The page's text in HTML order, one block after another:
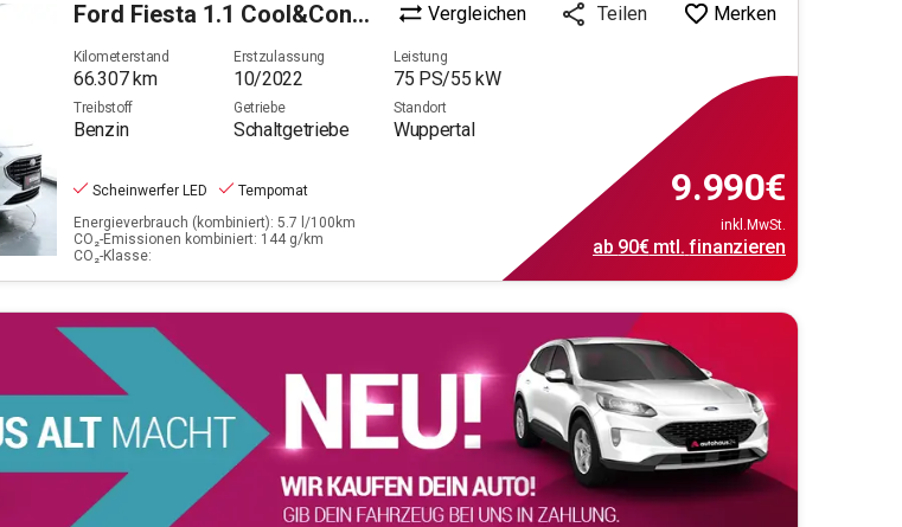
Ford Fiesta 1.1 Cool&Connect (EURO 6d) Vergleichen Teilen Merken
Kilometerstand
66.307km
Erstzulassung
10/2022
Leistung
75 PS/55 kW
Treibstoff
Benzin
Getriebe
Schaltgetriebe
Standort
Wuppertal
Scheinwerfer LED
Tempomat
Energieverbrauch (kombiniert): 5.7 l/100km
CO₂-Emissionen kombiniert: 144 g/km
CO₂-Klasse:
9.990€
inkl.MwSt.
ab 90€mtl. finanzieren